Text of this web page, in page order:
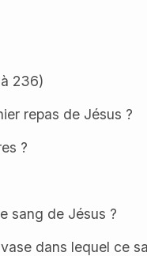
236)
repas de Jésus ?
?
sang de Jésus ?
dans lequel ce